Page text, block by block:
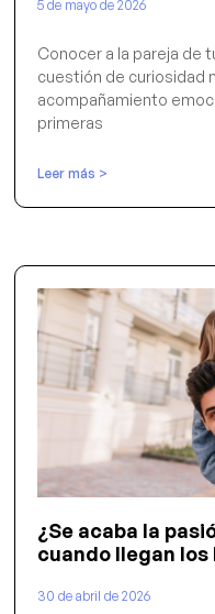
5 de mayo de 2026
Conocer a la pareja de
cuestión de curiosidad
acompañamiento
primeras
Leer más >
¿Se acaba la
cuando llegan los
30 de abril de 2026